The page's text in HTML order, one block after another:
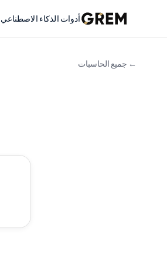
أدوات الذكاء الاصطناعي
← جميع الحاسبات